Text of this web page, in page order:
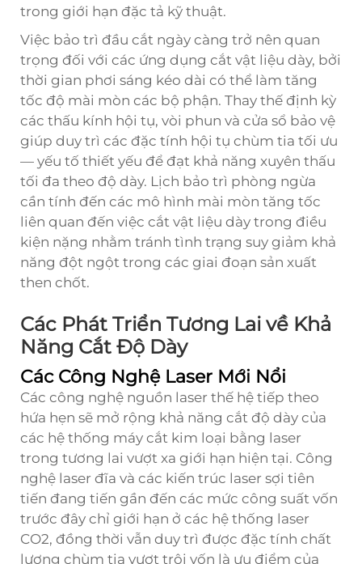
trong giới hạn đặc tả kỹ thuật.
Việc bảo trì đầu cắt ngày càng trở nên quan
trọng đối với các ứng dụng cắt vật liệu dày, bởi
thời gian phơi sáng kéo dài có thể làm tăng
tốc độ mài mòn các bộ phận. Thay thế định kỳ
các thấu kính hội tụ, vòi phun và cửa sổ bảo vệ
giúp duy trì các đặc tính hội tụ chùm tia tối ưu
— yếu tố thiết yếu để đạt khả năng xuyên thấu
tối đa theo độ dày. Lịch bảo trì phòng ngừa
cần tính đến các mô hình mài mòn tăng tốc
liên quan đến việc cắt vật liệu dày trong điều
kiện nặng nhằm tránh tình trạng suy giảm khả
năng đột ngột trong các giai đoạn sản xuất
then chốt.
Các Phát Triển Tương Lai về Khả
Năng Cắt Độ Dày
Các Công Nghệ Laser Mới Nổi
Các công nghệ nguồn laser thế hệ tiếp theo
hứa hẹn sẽ mở rộng khả năng cắt độ dày của
các hệ thống máy cắt kim loại bằng laser
trong tương lai vượt xa giới hạn hiện tại. Công
nghệ laser đĩa và các kiến trúc laser sợi tiên
tiến đang tiến gần đến các mức công suất vốn
trước đây chỉ giới hạn ở các hệ thống laser
CO2, đồng thời vẫn duy trì được đặc tính chất
lượng chùm tia vượt trội vốn là ưu điểm của